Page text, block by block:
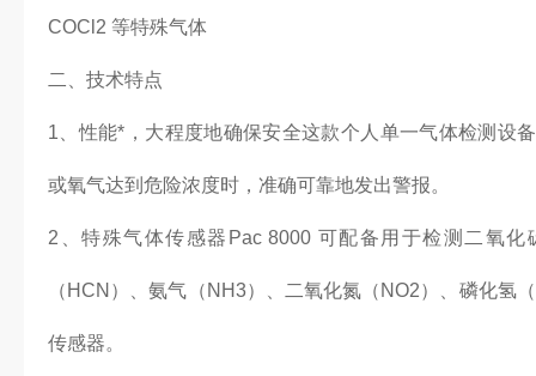
COCl2 等特殊气体
二、技术特点
1、性能*，大程度地确保安全这款个人单一气体检测设
或氧气达到危险浓度时，准确可靠地发出警报。
2、特殊气体传感器Pac 8000 可配备用于检测二氧
（HCN）、氨气（NH3）、二氧化氮（NO2）、磷化氢
传感器。